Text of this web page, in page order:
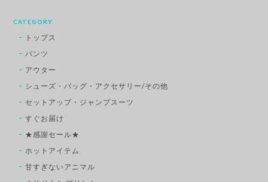
CATEGORY
トップス
パンツ
アウター
シューズ・バッグ・アクセサリー/その他
セットアップ・ジャンプスーツ
すぐお届け
★感謝セール★
ホットアイテム
甘すぎないアニマル